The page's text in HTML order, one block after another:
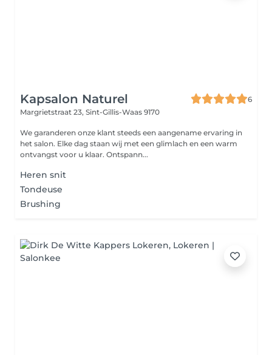
Kapsalon Naturel
6
Margrietstraat 23, Sint-Gillis-Waas 9170
We garanderen onze klant steeds een aangename ervaring in
het salon. Elke dag staan wij met een glimlach en een warm
ontvangst voor u klaar. Ontspann...
Heren snit
Tondeuse
Brushing